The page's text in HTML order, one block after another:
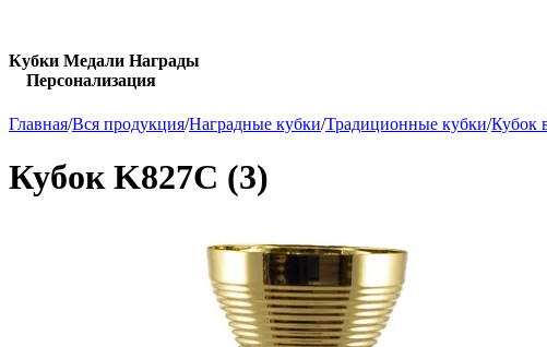
Кубки Медали Награды
Персонализация
Главная/Вся продукция/Наградные кубки/Традиционные кубки/Кубок
Кубок K827C (3)